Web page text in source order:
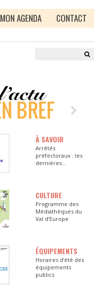
MON AGENDA CONTACT
À SAVOIR
Arrêtés
préfectoraux : les
dernières
CULTURE
Programme des
Médiathèques du
Val d’Europe
ÉQUIPEMENTS
Horaires d’été des
équipements
publics